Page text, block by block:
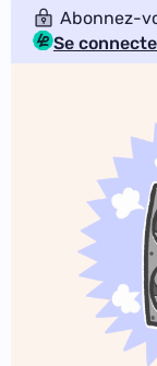
Abonnez-
Se